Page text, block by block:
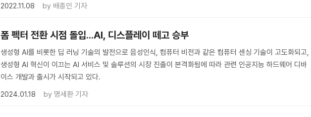
2022.11.08
by 배종인 기자
폼 펙터 전환 시점 돌입...AI, 디스플레이 떼고 승부
생성형 AI를 비롯한 딥 러닝 기술의 발전으로 음성인식, 컴퓨터 비전과 같은 컴퓨터 센싱 기술이 고도화되고,
생성형 AI 혁신이 이끄는 AI 서비스 및 솔루션의 시장 진출이 본격화됨에 따라 관련 인공지능 하드웨어 디바
이스 개발과 출시가 시작되고 있다.
2024.01.18
by 명세환 기자